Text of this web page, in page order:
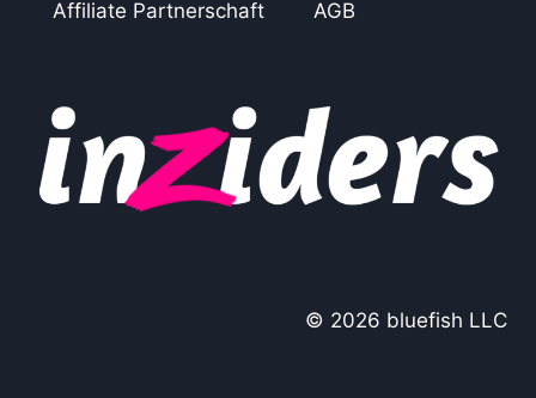
Affiliate Partnerschaft
AGB
© 2026 bluefish LLC